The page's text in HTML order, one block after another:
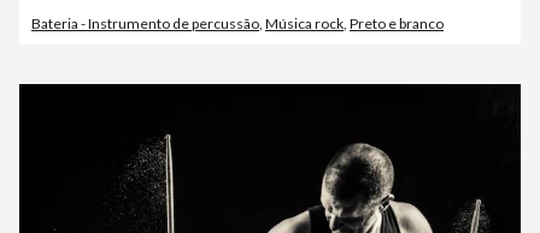
Bateria - Instrumento de percussão Música rock Preto e branco